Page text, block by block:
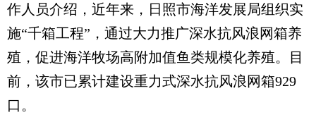
作人员介绍，近年来，日照市海洋发展局组织实
施“千箱工程”，通过大力推广深水抗风浪网箱养
殖，促进海洋牧场高附加值鱼类规模化养殖。目
前，该市已累计建设重力式深水抗风浪网箱929
口。